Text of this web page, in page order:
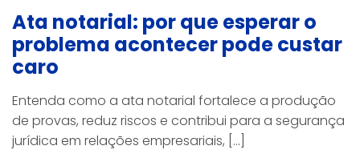
Ata notarial: por que esperar o
problema acontecer pode custar
caro
Entenda como a ata notarial fortalece a produção
de provas, reduz riscos e contribui para a segurança
jurídica em relações empresariais, [...]